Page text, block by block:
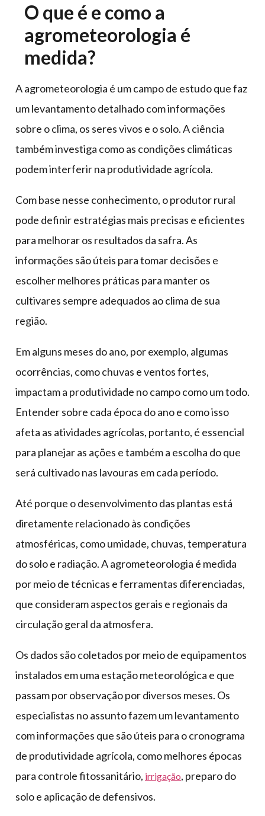
O que é e como a
agrometeorologia é
medida?
A agrometeorologia é um campo de estudo que faz
um levantamento detalhado com informações
sobre o clima, os seres vivos e o solo. A ciência
também investiga como as condições climáticas
podem interferir na produtividade agrícola.
Com base nesse conhecimento, o produtor rural
pode definir estratégias mais precisas e eficientes
para melhorar os resultados da safra. As
informações são úteis para tomar decisões e
escolher melhores práticas para manter os
cultivares sempre adequados ao clima de sua
região.
Em alguns meses do ano, por exemplo, algumas
ocorrências, como chuvas e ventos fortes,
impactam a produtividade no campo como um todo.
Entender sobre cada época do ano e como isso
afeta as atividades agrícolas, portanto, é essencial
para planejar as ações e também a escolha do que
será cultivado nas lavouras em cada período.
Até porque o desenvolvimento das plantas está
diretamente relacionado às condições
atmosféricas, como umidade, chuvas, temperatura
do solo e radiação. A agrometeorologia é medida
por meio de técnicas e ferramentas diferenciadas,
que consideram aspectos gerais e regionais da
circulação geral da atmosfera.
Os dados são coletados por meio de equipamentos
instalados em uma estação meteorológica e que
passam por observação por diversos meses. Os
especialistas no assunto fazem um levantamento
com informações que são úteis para o cronograma
de produtividade agrícola, como melhores épocas
para controle fitossanitário, irrigação, preparo do
solo e aplicação de defensivos.